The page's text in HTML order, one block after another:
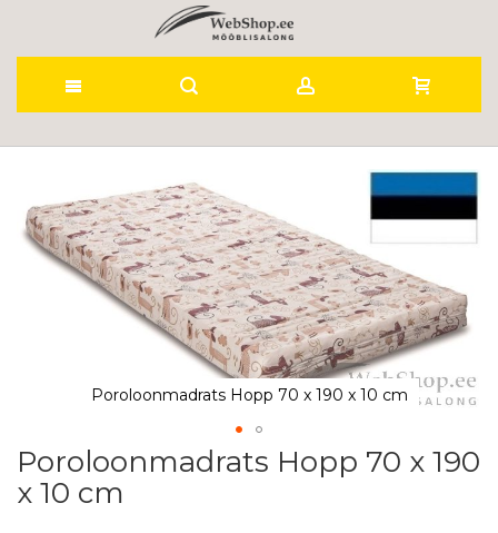
Content
the
end
Poroloonmadrats Hopp 70 x 190 x 10 cm
Skip
to
the
Poroloonmadrats Hopp 70 x 190
x 10 cm